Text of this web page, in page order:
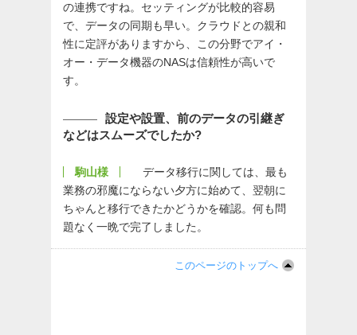
の連携ですね。セッティングが比較的容易
で、データの同期も早い。クラウドとの親和
性に定評がありますから、この分野でアイ・
オー・データ機器のNASは信頼性が高いで
す。
設定や設置、前のデータの引継ぎ
などはスムーズでしたか?
駒山様
データ移行に関しては、最も
業務の邪魔にならない夕方に始めて、翌朝に
ちゃんと移行できたかどうかを確認。何も問
題なく一晩で完了しました。
このページのトップへ